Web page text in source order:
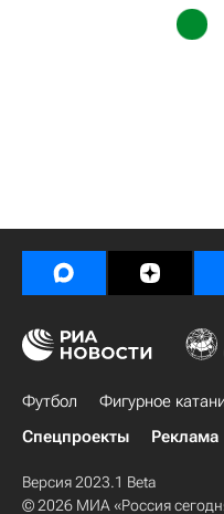
Футбол Фигурное
Спецпроекты
Реклама
Версия 2023.1 Beta
© 2026 МИА «Россия